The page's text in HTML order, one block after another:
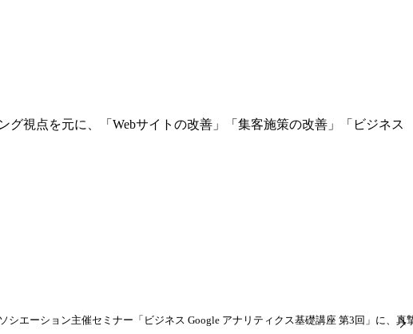
視点を元に、「Webサイトの改善」「集客施策の改善」「ビジネス
シエーション主催セミナー「ビジネス Google アナリティクス基礎講座 第3回」に、真